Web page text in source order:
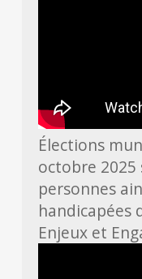
Élections
octobre 2025
personnes
handicapées
Enjeux et